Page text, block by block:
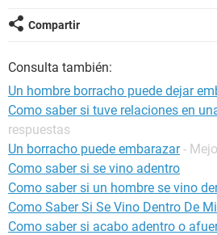
Compartir
Consulta también:
Un hombre borracho puede dejar
Como saber si tuve relaciones en
respuestas
Un borracho puede embarazar -
Como saber si se vino adentro
Como saber si un hombre se vino
Como Saber Si Se Vino Dentro De Mi
Como saber si acabo adentro o